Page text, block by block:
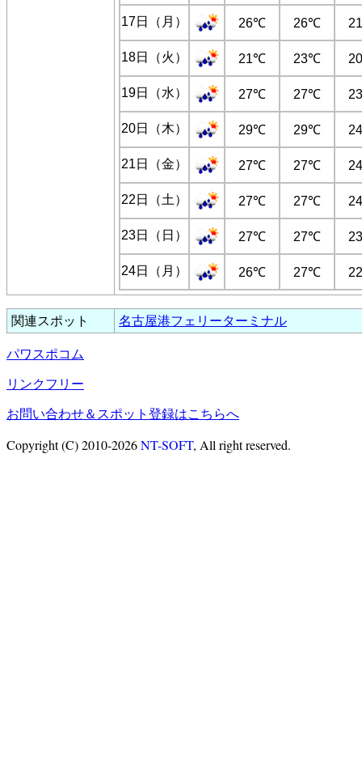
17日（月） 26℃ 26℃
18日（火） 21℃ 23℃
19日（水） 27℃ 27℃
20日（木） 29℃ 29℃
21日（金） 27℃ 27℃
22日（土） 27℃ 27℃
23日（日） 27℃ 27℃
24日（月） 26℃ 27℃
関連スポット 名古屋港フェリーターミナル
パワスポコム
リンクフリー
お問い合わせ＆スポット登録はこちらへ
Copyright (C) 2010-2026NT-SOFT, All right reserved.